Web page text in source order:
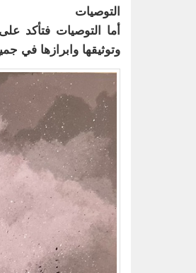
التوصيات
أما التوصيات فتأكد
وتوثيقها وابرازها في